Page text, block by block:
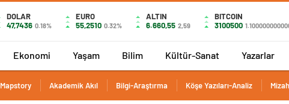
DOLAR
47,7436 0.18%
EURO
55,2510 0.32%
ALTIN
6.660,55 2,59
BITCOIN
3100500
Ekonomi Yaşam Bilim Kültür-Sanat Yazarlar
Mapstory Akademik Akıl Bilgi-Araştırma Köşe Yazıları-Analiz Mizah